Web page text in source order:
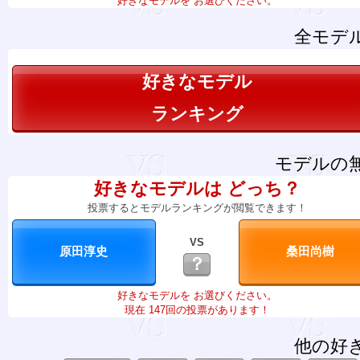
全モデ
好きなモデル
ランキング
モデルの
好きなモデルは どっち？
投票するとモデルランキングが閲覧できます！
VS
？
好きなモデルを お選びください。
現在 147回の投票があります！
他の好